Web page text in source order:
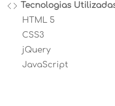
Tecnologias
HTML 5
CSS3
jQuery
JavaScript